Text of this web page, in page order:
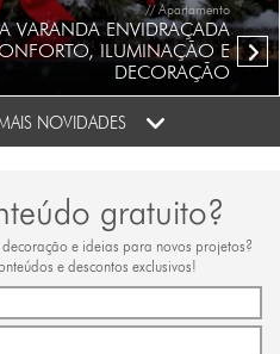
// Apartamento
VARANDA ENVIDRAÇADA
ILUMINAÇÃO E
DECORAÇÃO
NOVIDADES
gratuito?
e ideias para novos projetos?
e descontos exclusivos!